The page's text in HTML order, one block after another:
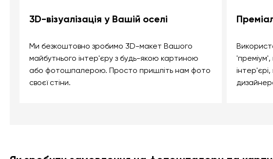
3D-візуалізація у Вашій оселі
Ми безкоштовно зробимо 3D-макет Вашого
майбутнього інтер'єру з будь-якою картиною
або фотошпалерою. Просто пришліть нам фото
своєї стіни.